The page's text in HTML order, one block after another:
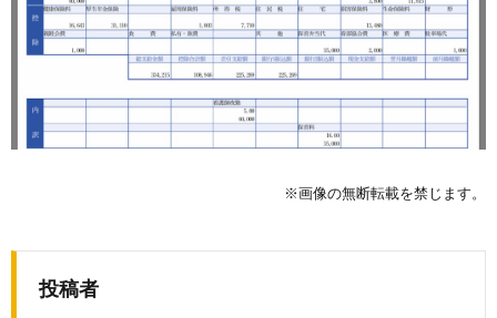
※画像の無断転載を禁じます。
投稿者